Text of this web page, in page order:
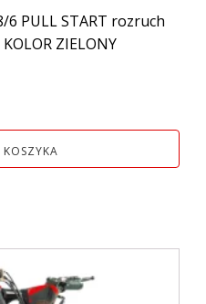
6 PULL START rozruch
ZIELONY